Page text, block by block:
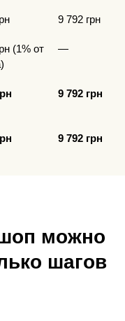
9 792 грн
(1% от
—
9 792 грн
9 792 грн
можно
шагов